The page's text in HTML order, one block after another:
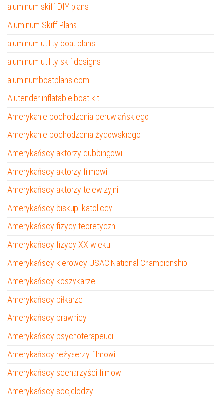
aluminum skiff DIY plans
Aluminum Skiff Plans
aluminum utility boat plans
aluminum utility skif designs
aluminumboatplans.com
Alutender inflatable boat kit
Amerykanie pochodzenia peruwiańskiego
Amerykanie pochodzenia żydowskiego
Amerykańscy aktorzy dubbingowi
Amerykańscy aktorzy filmowi
Amerykańscy aktorzy telewizyjni
Amerykańscy biskupi katoliccy
Amerykańscy fizycy teoretyczni
Amerykańscy fizycy XX wieku
Amerykańscy kierowcy USAC National Championship
Amerykańscy koszykarze
Amerykańscy piłkarze
Amerykańscy prawnicy
Amerykańscy psychoterapeuci
Amerykańscy reżyserzy filmowi
Amerykańscy scenarzyści filmowi
Amerykańscy socjolodzy